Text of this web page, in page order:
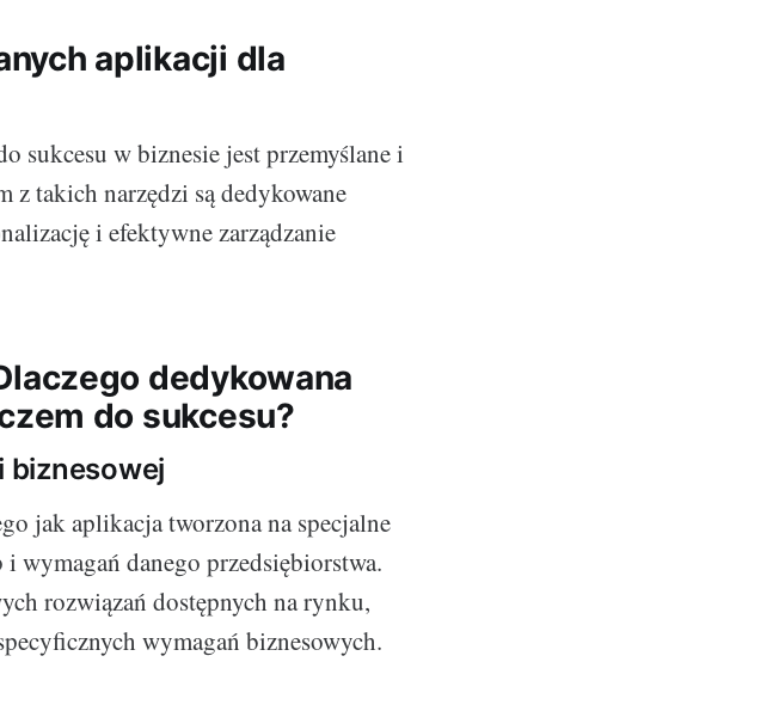
aplikacji dla
sukcesu w biznesie jest przemyślane i
takich narzędzi są dedykowane
i efektywne zarządzanie
dedykowana
do sukcesu?
biznesowej
jak aplikacja tworzona na specjalne
wymagań danego przedsiębiorstwa.
rozwiązań dostępnych na rynku,
wymagań biznesowych.